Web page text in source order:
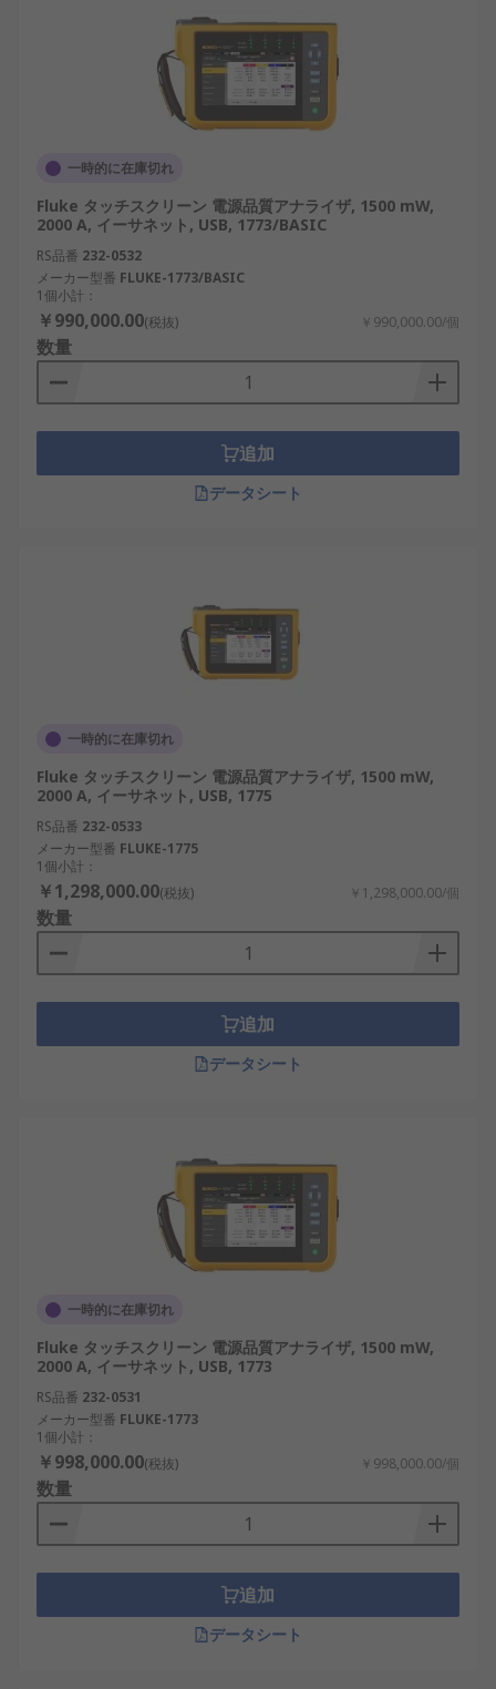
一時的に在庫切れ
Fluke タッチスクリーン 電源品質アナライザ, 1500 mW,
2000 A, イーサネット, USB, 1773/BASIC
RS品番 232-0532
メーカー型番 FLUKE-1773/BASIC
1個小計：
￥990,000.00(税抜) ￥990,000.00/個
数量
追加
データシート
一時的に在庫切れ
Fluke タッチスクリーン 電源品質アナライザ, 1500 mW,
2000 A, イーサネット, USB, 1775
RS品番 232-0533
メーカー型番 FLUKE-1775
1個小計：
￥1,298,000.00(税抜) ￥1,298,000.00/個
数量
追加
データシート
一時的に在庫切れ
Fluke タッチスクリーン 電源品質アナライザ, 1500 mW,
2000 A, イーサネット, USB, 1773
RS品番 232-0531
メーカー型番 FLUKE-1773
1個小計：
￥998,000.00(税抜) ￥998,000.00/個
数量
追加
データシート